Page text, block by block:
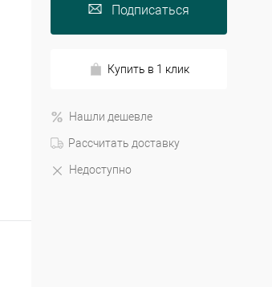
Подписаться
Купить в 1 клик
Нашли дешевле
Рассчитать доставку
Недоступно